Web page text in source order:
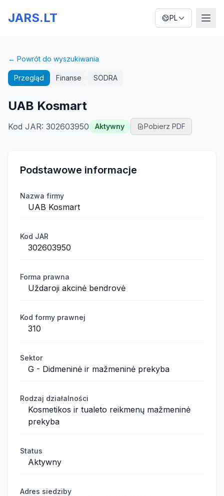
JARS.LT PL
← Powrót do wyszukiwania
Przegląd Finanse SODRA
UAB Kosmart
Kod JAR: 302603950 Aktywny Pobierz PDF
Podstawowe informacje
Nazwa firmy
UAB Kosmart
Kod JAR
302603950
Forma prawna
Uždaroji akcinė bendrovė
Kod formy prawnej
310
Sektor
G - Didmeninė ir mažmeninė prekyba
Rodzaj działalności
Kosmetikos ir tualeto reikmenų mažmeninė
prekyba
Status
Aktywny
Adres siedziby